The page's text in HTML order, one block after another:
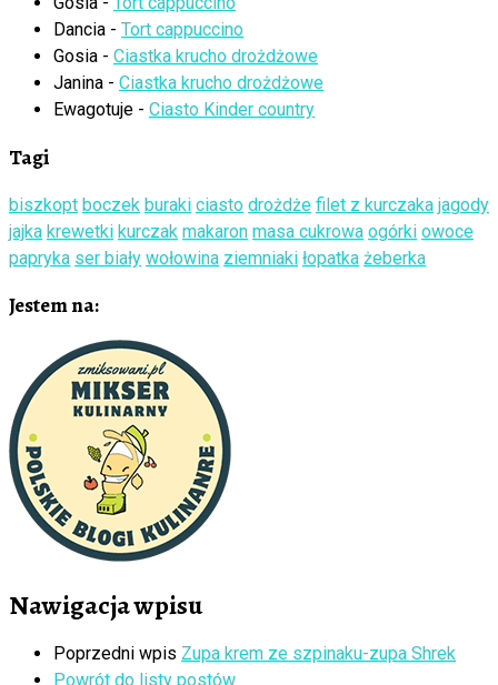
Dancia - Tort cappuccino
Gosia - Ciastka krucho drożdżowe
Janina - Ciastka krucho drożdżowe
Ewagotuje - Ciasto Kinder country
Tagi
biszkopt boczek buraki ciasto drożdże filet z kurczaka jagody
jajka krewetki kurczak makaron masa cukrowa ogórki owoce
papryka ser biały wołowina ziemniaki łopatka żeberka
Jestem na:
Nawigacja wpisu
Poprzedni wpis Zupa krem ze szpinaku-zupa Shrek
Powrót do listy postów